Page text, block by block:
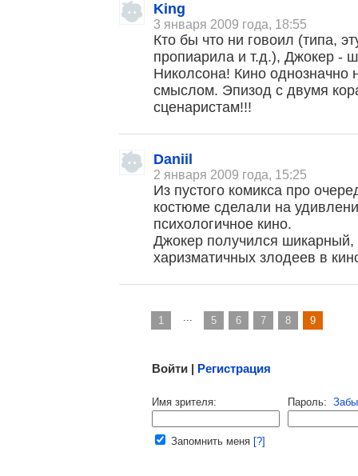
King
3 января 2009 года, 18:55
Кто бы что ни говоил (типа,
пропиарила и т.д.), Джокер -
Николсона! Кино однозначно
смыслом. Эпизод с двумя
сценаристам!!!
Daniil
2 января 2009 года, 15:25
Из пустого комикса про
костюме сделали на
психологичное кино.
Джокер получился
харизматичных злодеев в
1 ... 5 6 7 8 9
, поделитесь своим мнением
Малосодержательные и грубые отзывы нещадно
Войти | Регистрация
Имя зрителя: Пароль:
Запомнить меня [?]